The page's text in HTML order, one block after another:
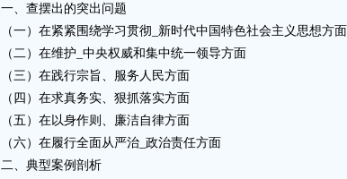
一、查摆出的突出问题
（一）在紧紧围绕学习贯彻_新时代中国特色社会主义思想方面
（二）在维护_中央权威和集中统一领导方面
（三）在践行宗旨、服务人民方面
（四）在求真务实、狠抓落实方面
（五）在以身作则、廉洁自律方面
（六）在履行全面从严治_政治责任方面
二、典型案例剖析